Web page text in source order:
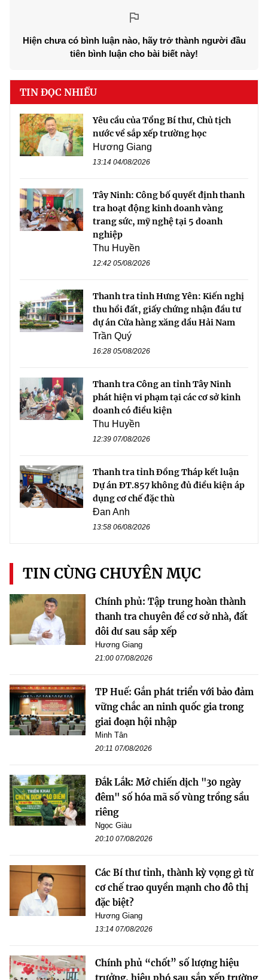
Hiện chưa có bình luận nào, hãy trở thành người đầu
tiên bình luận cho bài biết này!
TIN ĐỌC NHIỀU
Yêu cầu của Tổng Bí thư, Chủ tịch
nước về sắp xếp trường học
Hương Giang
13:14 04/08/2026
Tây Ninh: Công bố quyết định thanh
tra hoạt động kinh doanh vàng
trang sức, mỹ nghệ tại 5 doanh
nghiệp
Thu Huyền
12:42 05/08/2026
Thanh tra tỉnh Hưng Yên: Kiến nghị
thu hồi đất, giấy chứng nhận đầu tư
dự án Cửa hàng xăng dầu Hải Nam
Trần Quý
16:28 05/08/2026
Thanh tra Công an tỉnh Tây Ninh
phát hiện vi phạm tại các cơ sở kinh
doanh có điều kiện
Thu Huyền
12:39 07/08/2026
Thanh tra tỉnh Đồng Tháp kết luận
Dự án ĐT.857 không đủ điều kiện áp
dụng cơ chế đặc thù
Đan Anh
13:58 06/08/2026
TIN CÙNG CHUYÊN MỤC
Chính phủ: Tập trung hoàn thành
thanh tra chuyên đề cơ sở nhà, đất
dôi dư sau sắp xếp
Hương Giang
21:00 07/08/2026
TP Huế: Gắn phát triển với bảo đảm
vững chắc an ninh quốc gia trong
giai đoạn hội nhập
Minh Tân
20:11 07/08/2026
Đắk Lắk: Mở chiến dịch "30 ngày
đêm" số hóa mã số vùng trồng sầu
riêng
Ngọc Giàu
20:10 07/08/2026
Các Bí thư tỉnh, thành kỳ vọng gì từ
cơ chế trao quyền mạnh cho đô thị
đặc biệt?
Hương Giang
13:14 07/08/2026
Chính phủ “chốt” số lượng hiệu